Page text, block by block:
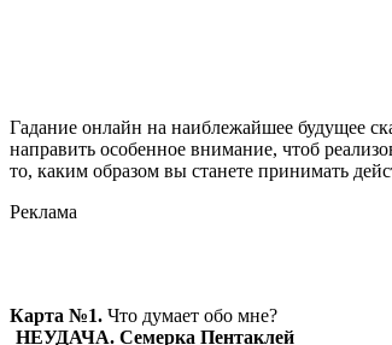
Гадание онлайн на наиблежайшее будущее
направить особенное внимание, чтоб
то, каким образом вы станете принимать
Реклама
Карта №1. Что думает обо мне?
НЕУДАЧА. Семерка Пентаклей